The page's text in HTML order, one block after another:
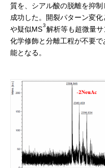
質を、シアル酸の脱離を抑
成功した。開裂パターン変
や疑似MS3解析等も超微量
化学修飾と分離工程が不要
能となる。